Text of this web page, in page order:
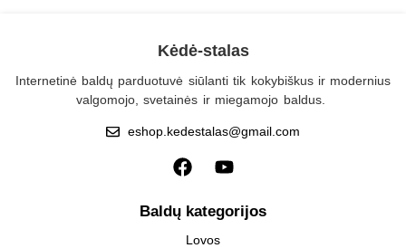
Kėdė-stalas
Internetinė baldų parduotuvė siūlanti tik kokybiškus ir modernius
valgomojo, svetainės ir miegamojo baldus.
eshop.kedestalas@gmail.com
Baldų kategorijos
Lovos